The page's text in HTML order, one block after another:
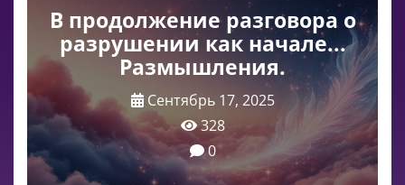
В продолжение разговора о
разрушении как начале...
Размышления.
Сентябрь 17, 2025
328
0